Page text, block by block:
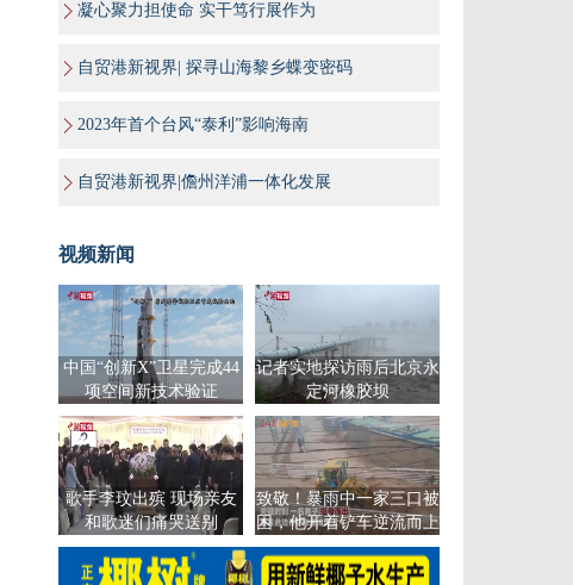
凝心聚力担使命 实干笃行展作为
自贸港新视界| 探寻山海黎乡蝶变密码
2023年首个台风“泰利”影响海南
自贸港新视界|儋州洋浦一体化发展
视频新闻
中国“创新X”卫星完成44
项空间新技术验证
记者实地探访雨后北京永
定河橡胶坝
歌手李玟出殡 现场亲友
和歌迷们痛哭送别
致敬！暴雨中一家三口被
困，他开着铲车逆流而上